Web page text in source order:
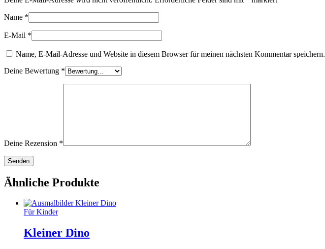
Name *
E-Mail *
Name, E-Mail-Adresse und Website in diesem Browser für meinen nächsten Kommentar speichern.
Deine Bewertung *
Deine Rezension *
Ähnliche Produkte
Für Kinder
Kleiner Dino